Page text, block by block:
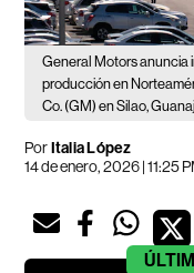
General Motors anuncia
producción en
Co. (GM) en Silao,
PorItalia López
14 de enero, 2026 | 11:25